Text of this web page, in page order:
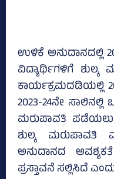
ಉಳಿಕೆ ಅನುದಾನದಲ್ಲಿ
ವಿದ್ಯಾರ್ಥಿಗಳಿಗೆ
ಕಾರ್ಯಕ್ರಮದಡಿಯಲ್ಲಿ
2023-24ನೇ ಸಾಲಿನಲ್ಲಿ
ಮರುಪಾವತಿ ಪಡೆಯಲು
ಶುಲ್ಕ ಮರುಪಾವತಿ
ಅನುದಾನದ
ಪ್ರಸ್ತಾವನೆ ಸಲ್ಲಿಸಿದೆ